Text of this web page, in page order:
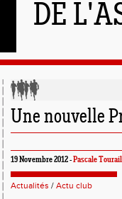
DE
Une nouvelle
19 Novembre 2012 -Pascale
Actualités / Actu club